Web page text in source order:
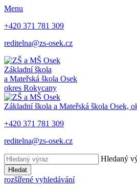
Menu
+420 371 781 309
reditelna@zs-osek.cz
Základní škola
a Mateřská škola Osek
okres Rokycany
Základní škola a Mateřská škola Osek,
+420 371 781 309
reditelna@zs-osek.cz
Hledaný
Hledat
rozšířené vyhledávání